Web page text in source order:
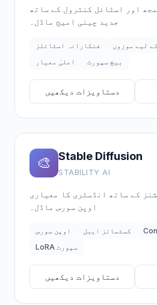
اور اسٹائل کنٹرول کے ساتھ
جدید چینی امیج ماڈل۔
فنکارانہ اسٹائلز
لیے موزوں
اعلیٰ معیار
بیچ سپورٹ
دستاویزات دیکھیں
🎨 Stable Diffusion
STABILITY AI
کے ساتھ انڈسٹری کا معیاری
اوپن سورس ماڈل۔
اوپن سورس کسٹمائز ایبل
LoRA سپورٹ
دستاویزات دیکھیں